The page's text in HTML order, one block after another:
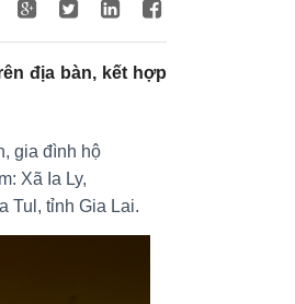
địa bàn, kết hợp
gia đình hộ
Xã Ia Ly,
Tul, tỉnh Gia Lai.